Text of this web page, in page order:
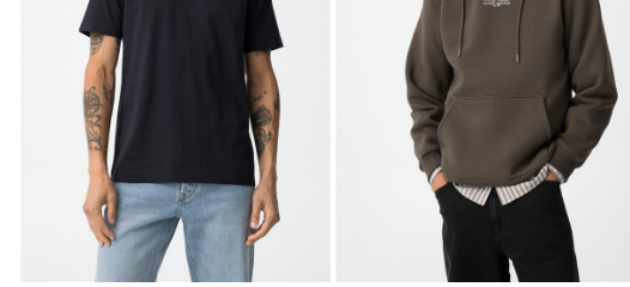
TALLA